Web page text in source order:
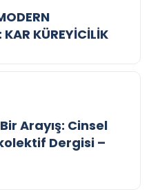
KAR KÜREYİCİLİK
Arayış: Cinsel
Dergisi –